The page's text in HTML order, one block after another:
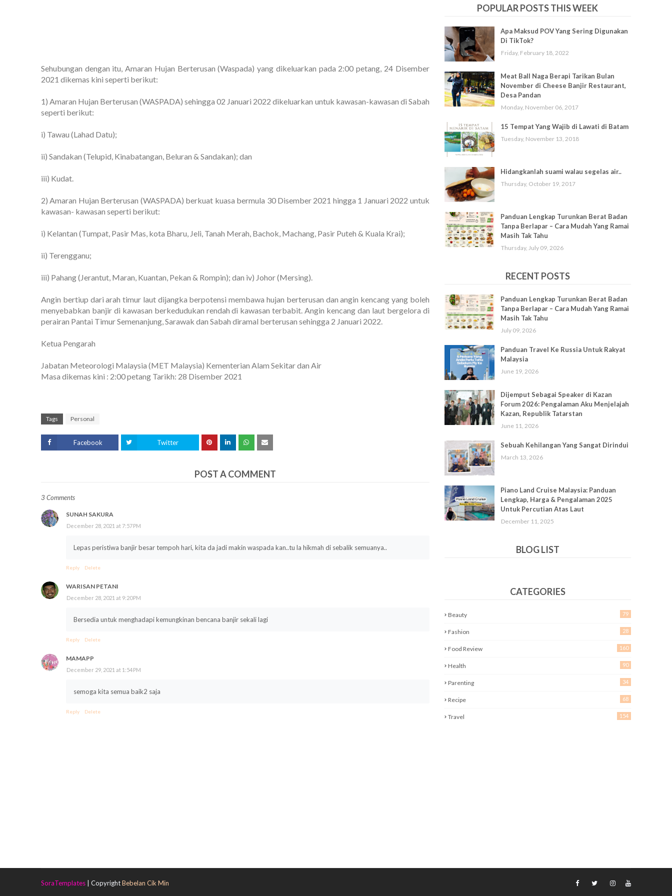
Sehubungan dengan itu, Amaran Hujan Berterusan (Waspada) yang dikeluarkan pada 2:00 petang, 24 Disember
2021 dikemas kini seperti berikut:
1) Amaran Hujan Berterusan (WASPADA) sehingga 02 Januari 2022 dikeluarkan untuk kawasan-kawasan di Sabah
seperti berikut:
i) Tawau (Lahad Datu);
ii) Sandakan (Telupid, Kinabatangan, Beluran & Sandakan); dan
iii) Kudat.
2) Amaran Hujan Berterusan (WASPADA) berkuat kuasa bermula 30 Disember 2021 hingga 1 Januari 2022 untuk
kawasan- kawasan seperti berikut:
i) Kelantan (Tumpat, Pasir Mas, kota Bharu, Jeli, Tanah Merah, Bachok, Machang, Pasir Puteh & Kuala Krai);
ii) Terengganu;
iii) Pahang (Jerantut, Maran, Kuantan, Pekan & Rompin); dan iv) Johor (Mersing).
Angin bertiup dari arah timur laut dijangka berpotensi membawa hujan berterusan dan angin kencang yang boleh
menyebabkan banjir di kawasan berkedudukan rendah di kawasan terbabit. Angin kencang dan laut bergelora di
perairan Pantai Timur Semenanjung, Sarawak dan Sabah diramal berterusan sehingga 2 Januari 2022.
Ketua Pengarah
Jabatan Meteorologi Malaysia (MET Malaysia) Kementerian Alam Sekitar dan Air
Masa dikemas kini : 2:00 petang Tarikh: 28 Disember 2021
Tags Personal
Facebook Twitter
POST A COMMENT
3 Comments
SUNAH SAKURA
December 28, 2021 at 7:57 PM
Lepas peristiwa banjir besar tempoh hari, kita da jadi makin waspada kan..tu la hikmah di sebalik semuanya..
Reply Delete
WARISAN PETANI
December 28, 2021 at 9:20 PM
Bersedia untuk menghadapi kemungkinan bencana banjir sekali lagi
Reply Delete
MAMAPP
December 29, 2021 at 1:54 PM
semoga kita semua baik2 saja
Reply Delete
POPULAR POSTS THIS WEEK
Apa Maksud POV Yang Sering Digunakan
Di TikTok?
Friday, February 18, 2022
Meat Ball Naga Berapi Tarikan Bulan
November di Cheese Banjir Restaurant,
Desa Pandan
Monday, November 06, 2017
15 Tempat Yang Wajib di Lawati di Batam
Tuesday, November 13, 2018
Hidangkanlah suami walau segelas air..
Thursday, October 19, 2017
Panduan Lengkap Turunkan Berat Badan
Tanpa Berlapar – Cara Mudah Yang Ramai
Masih Tak Tahu
Thursday, July 09, 2026
RECENT POSTS
Panduan Lengkap Turunkan Berat Badan
Tanpa Berlapar – Cara Mudah Yang Ramai
Masih Tak Tahu
July 09, 2026
Panduan Travel Ke Russia Untuk Rakyat
Malaysia
June 19, 2026
Dijemput Sebagai Speaker di Kazan
Forum 2026: Pengalaman Aku Menjelajah
Kazan, Republik Tatarstan
June 11, 2026
Sebuah Kehilangan Yang Sangat Dirindui
March 13, 2026
Piano Land Cruise Malaysia: Panduan
Lengkap, Harga & Pengalaman 2025
Untuk Percutian Atas Laut
December 11, 2025
BLOG LIST
CATEGORIES
Beauty 79
Fashion 28
Food Review 160
Health 90
Parenting 34
Recipe 68
Travel 154
SoraTemplates | CopyrightBebelan Cik Min